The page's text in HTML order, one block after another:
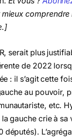
comprendre
serait plus
de 2022
: il s’agit cette
au pouvoir,
etc.
gauche crie à
députés).